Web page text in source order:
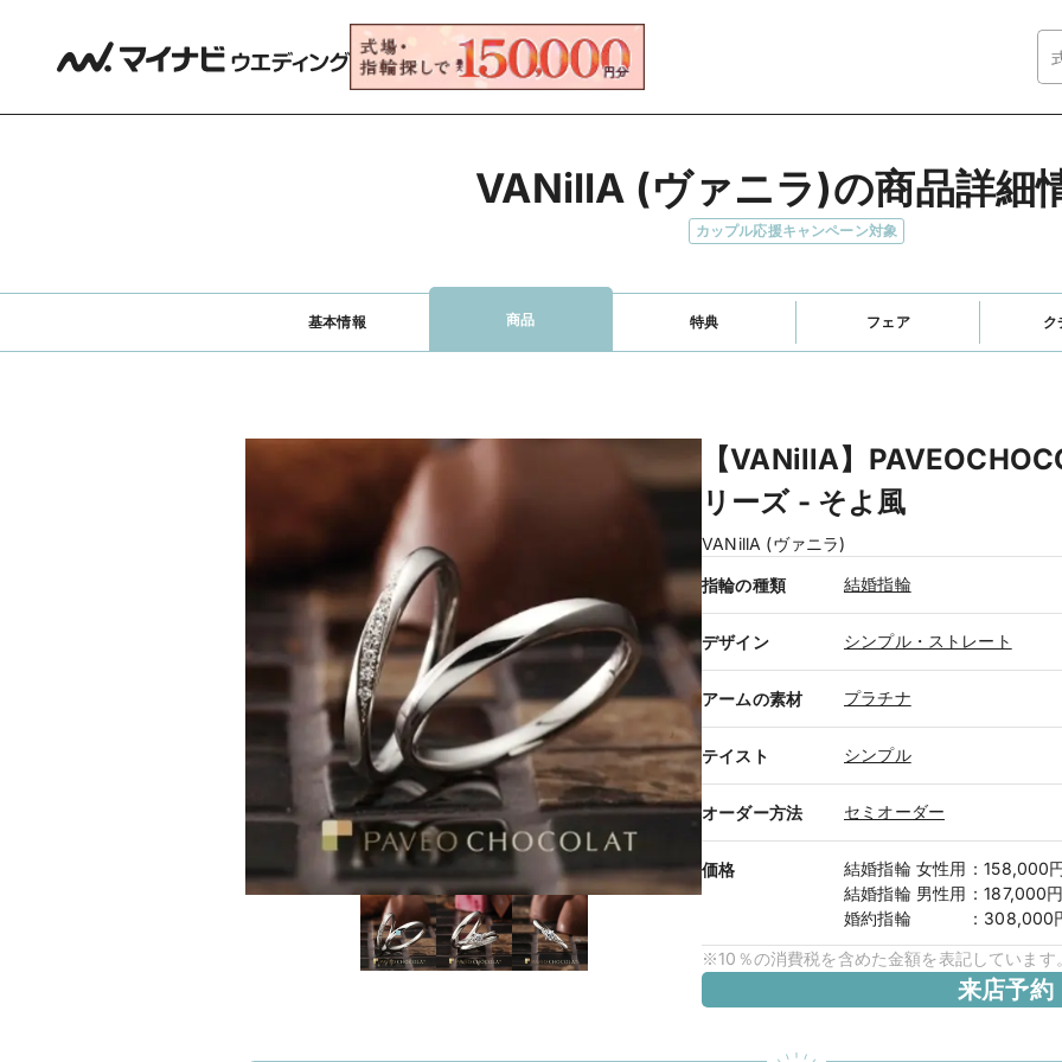
VANillA (ヴァニラ)の商品詳細
カップル応援キャンペーン対象
基本情報 商品 特典 フェア ク
【VANillA】
リーズ - そよ風
VANillA (ヴァニラ)
指輪の種類 結婚指輪
デザイン シンプル・ストレート
アームの素材 プラチナ
テイスト シンプル
オーダー方法 セミオーダー
価格 結婚指輪 女性用 ：158,000
結婚指輪 男性用 ：187,000
婚約指輪
： 308,000
※10％の消費税を含めた金額を表記しています。
来店予約